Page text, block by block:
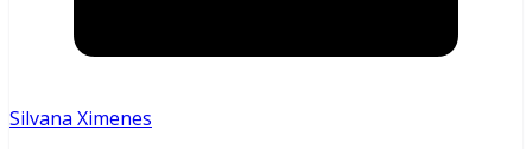
Silvana Ximenes